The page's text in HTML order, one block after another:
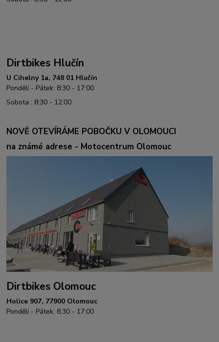
Dirtbikes Hlučín
U Cihelny 1a, 748 01 Hlučín
Pondělí - Pátek: 8:30 - 17:00
Sobota : 8:30 - 12:00
NOVĚ OTEVÍRÁME POBOČKU V OLOMOUCI
na známé adrese - Motocentrum Olomouc
Dirtbikes Olomouc
Holice 907, 77900 Olomouc
Pondělí - Pátek: 8:30 - 17:00